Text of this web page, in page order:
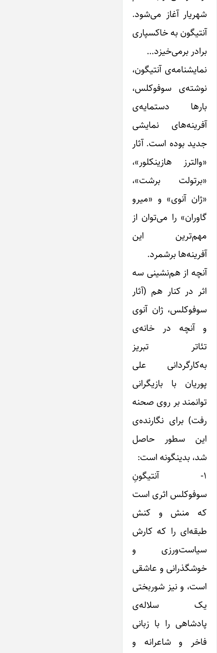
شهریار آغاز می‌شود.
آنتیگون به خاکسپاری
برادر برمی‌خیزد…
نمایشنامه‌ی آنتیگون،
نوشته‌ی سوفوکلس،
بارها دستمایه‌ی
آفرینه‌های نمایشی
جدید بوده است. آثار
«والترز هازینکلور»،
«برتولت برشت»،
«ژان آنوی» و «میرو
گاوران» را می‌توان از
مهم‌ترین این
آفرینه‌ها برشمرد.
آنچه از هم‌نشینی سه
اثر در کنار هم (آثار
سوفوکلس، ژان آنوی
و آنچه در خانه‌ی
تئاتر تبریز
به‌کارگردانی علی
پوریان با بازیگرانی
توانمند بر روی صحنه
رفت) برای نگارنده‌ی
این سطور حاصل
شد، بدینگونه است:
۱- آنتیگونِ
سوفوکلس اثری است
که منش و کنش
طبقه‌ای را که کارش
سیاست‌ورزی و
خوشگذرانی و عاشقی
است، و نیز شوربختی
یک سلاله‌ی
پادشاهی را با زبانی
فاخر و شاعرانه و